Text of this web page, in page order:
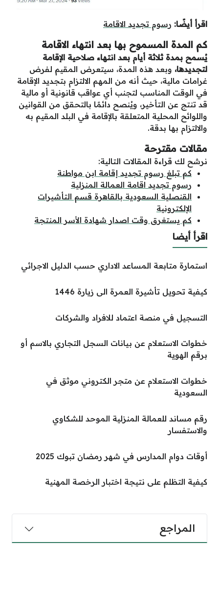
اقرأ أيضًا: رسوم تجديد الاقامة
كم المدة المسموح بها بعد انتهاء الاقامة
يُسمح بمدة ثلاثة أيام بعد انتهاء صلاحية الإقامة
لتجديدها، وبعد هذه المدة، سيتعرض المقيم لفرض
غرامات مالية، حيث أنه من المهم الالتزام بتجديد الإقامة
في الوقت المناسب لتجنب أي عواقب قانونية أو مالية
قد تنتج عن التأخير، ويُنصح دائمًا بالتحقق من القوانين
واللوائح المحلية المتعلقة بالإقامة في البلد المقيم به
والالتزام بها بدقة.
مقالات مقترحة
نرشح لك قراءة المقالات التالية:
كم تبلغ رسوم تجديد إقامة ابن مواطنة
رسوم تجديد اقامة العمالة المنزلية
القنصلية السعودية بالقاهرة قسم التأشيرات
الإلكترونية
كم يستغرق وقت اصدار شهادة الأسر المنتجة
اقرأ أيضا
استمارة متابعة المساعد الاداري حسب الدليل الاجرائي
كيفية تحويل تأشيرة العمرة الى زيارة 1446
التسجيل في منصة اعتماد للافراد والشركات
خطوات الاستعلام عن بيانات السجل التجاري بالاسم أو
برقم الهوية
خطوات الاستعلام عن متجر الكتروني موثق في
السعودية
رقم مساند للعمالة المنزلية الموحد للشكاوي
والاستفسار
أوقات دوام المدارس في شهر رمضان تبوك 2025
كيفية التظلم على نتيجة اختبار الرخصة المهنية
المراجع